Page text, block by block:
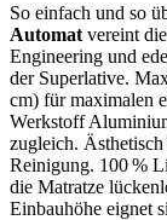
So einfach und so
Automat vereint
Engineering und
der Superlative.
cm) für maximalen
Werkstoff
zugleich.
Reinigung. 100 %
die Matratze
Einbauhöhe eignet